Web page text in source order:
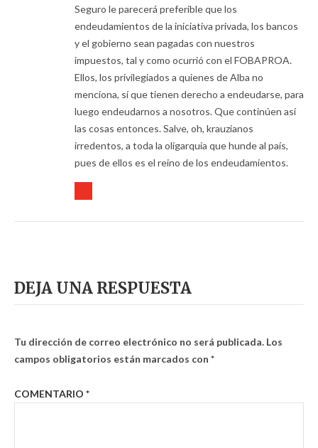
Seguro le parecerá preferible que los
endeudamientos de la iniciativa privada, los bancos
y el gobierno sean pagadas con nuestros
impuestos, tal y como ocurrió con el FOBAPROA.
Ellos, los privilegiados a quienes de Alba no
menciona, sí que tienen derecho a endeudarse, para
luego endeudarnos a nosotros. Que continúen así
las cosas entonces. Salve, oh, krauzianos
irredentos, a toda la oligarquía que hunde al país,
pues de ellos es el reino de los endeudamientos.
DEJA UNA RESPUESTA
Tu dirección de correo electrónico no será publicada. Los
campos obligatorios están marcados con *
COMENTARIO *